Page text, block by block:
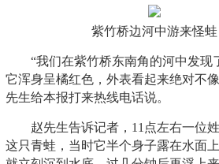
紫竹桥边河中游来怪蛙
“我们在紫竹桥东南角的河中发现
它浑身呈橘红色，外表看起来绝对不
先生给本报打来热线电话说。
赵先生告诉记者，11点左右一位姓
这只青蛙，当时它半个身子露在水面